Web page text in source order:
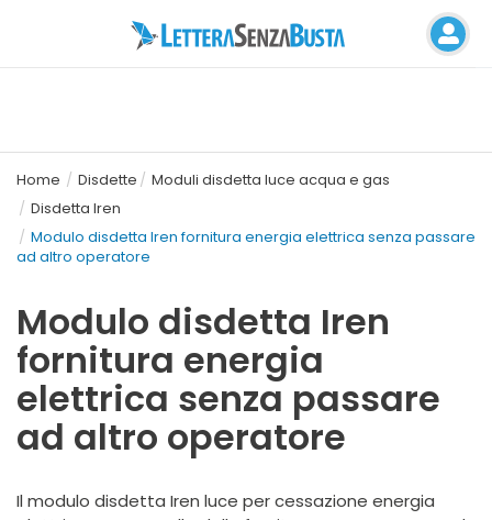
Home Disdette
Moduli disdetta luce acqua e gas
Disdetta Iren
Modulo disdetta Iren fornitura energia elettrica senza passare
ad altro operatore
Modulo disdetta Iren
fornitura energia
elettrica senza passare
ad altro operatore
Il modulo disdetta Iren luce per cessazione energia